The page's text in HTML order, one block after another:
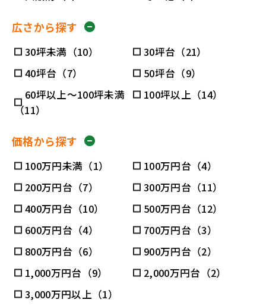
広さから探す
30坪未満（10）
30坪台（21）
40坪台（7）
50坪台（9）
60坪以上～100坪未満
（11）
100坪以上（14）
価格から探す
100万円未満（1）
100万円台（4）
200万円台（7）
300万円台（11）
400万円台（10）
500万円台（12）
600万円台（4）
700万円台（3）
800万円台（6）
900万円台（2）
1,000万円台（9）
2,000万円台（2）
3,000万円以上（1）